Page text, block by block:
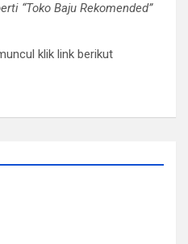
“Toko Baju Rekomended”
klik link berikut